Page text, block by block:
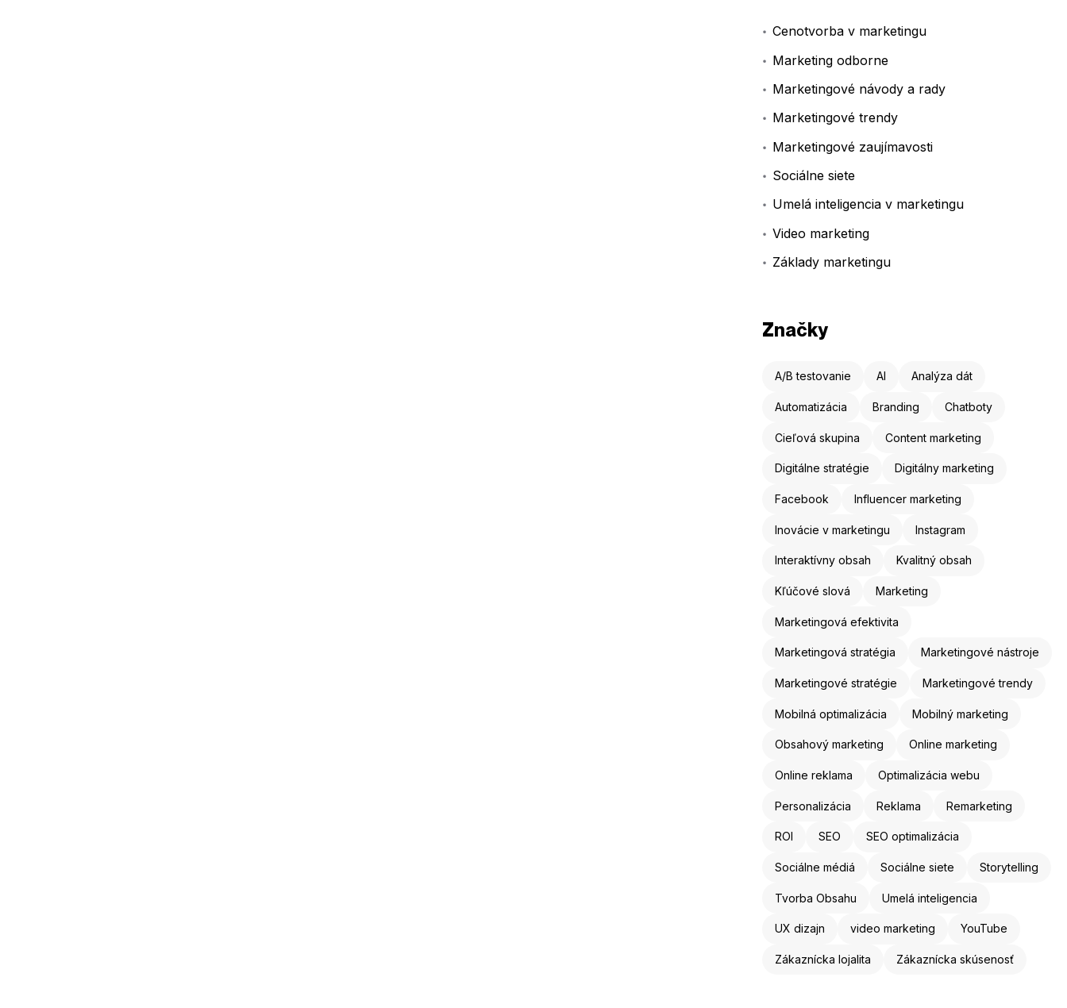
Cenotvorba v marketingu
Marketing odborne
Marketingové návody a rady
Marketingové trendy
Marketingové zaujímavosti
Sociálne siete
Umelá inteligencia v marketingu
Video marketing
Základy marketingu
Značky
A/B testovanie AI Analýza dát
Automatizácia Branding Chatboty
Cieľová skupina Content marketing
Digitálne stratégie Digitálny marketing
Facebook Influencer marketing
Inovácie v marketingu Instagram
Interaktívny obsah Kvalitný obsah
Kľúčové slová Marketing
Marketingová efektivita
Marketingová stratégia Marketingové nástroje
Marketingové stratégie Marketingové trendy
Mobilná optimalizácia Mobilný marketing
Obsahový marketing Online marketing
Online reklama Optimalizácia webu
Personalizácia Reklama Remarketing
ROI SEO SEO optimalizácia
Sociálne médiá Sociálne siete Storytelling
Tvorba Obsahu Umelá inteligencia
UX dizajn video marketing YouTube
Zákaznícka lojalita Zákaznícka skúsenosť